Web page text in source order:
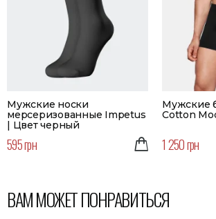
Мужские носки
мерсеризованные Impetus
| Цвет черный
595 грн
Мужские
Cotton
1 250 грн
ВАМ МОЖЕТ ПОНРАВИТЬСЯ